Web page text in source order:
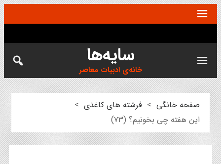
سایه‌ها
خانه‌ی ادبیات معاصر
صفحه خانگی > فرشته های کاغذی >
این هفته چی بخونیم؟ (۷۳)